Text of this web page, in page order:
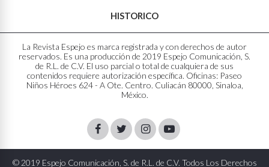
HISTORICO
La Revista Espejo es marca registrada y con derechos de autor
reservados. Es una producción de 2019 Espejo Comunicación, S.
de R.L. de C.V. El uso parcial o total de cualquiera de sus
contenidos requiere autorización específica. Oficinas: Paseo
Niños Héroes 624 - A Ote. Centro. Culiacán 80000, Sinaloa,
México.
FacebookTwitterInstagram
Youtube
© 2019 Espejo Comunicación, S. de R.L. de C.V. Todos Los Derechos